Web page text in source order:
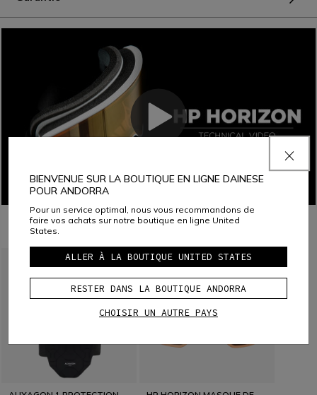
À PORTER AVEC
BIENVENUE SUR LA BOUTIQUE EN LIGNE DAINESE
POUR ANDORRA
Pour un service optimal, nous vous recommandons de
faire vos achats sur notre boutique en ligne United
States.
ALLER À LA BOUTIQUE UNITED STATES
RESTER DANS LA BOUTIQUE ANDORRA
CHOISIR UN AUTRE PAYS